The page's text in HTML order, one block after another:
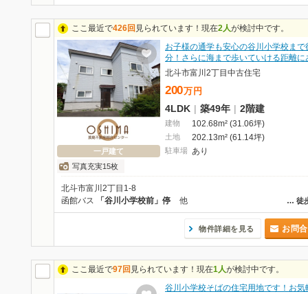
ここ最近で426回 見られています！現在2人が検討中です。
一戸建て
写真充実15枚
お子様の通学も安心の谷川小学校まで
分！さらに海まで歩いていける距離
北斗市富川2丁目中古住宅
200万 円
4LDK | 築49年 | 2階建
建物 102.68m² (31.06坪)
土地 202.13m² (61.14坪)
駐車場 あり
北斗市富川2丁目1-8
… 徒
函館バス 「谷川小学校前」停 他
物件詳細を見る お問
ここ最近で97回 見られています！現在1人が検討中です。
谷川小学校そばの住宅用地です！お気